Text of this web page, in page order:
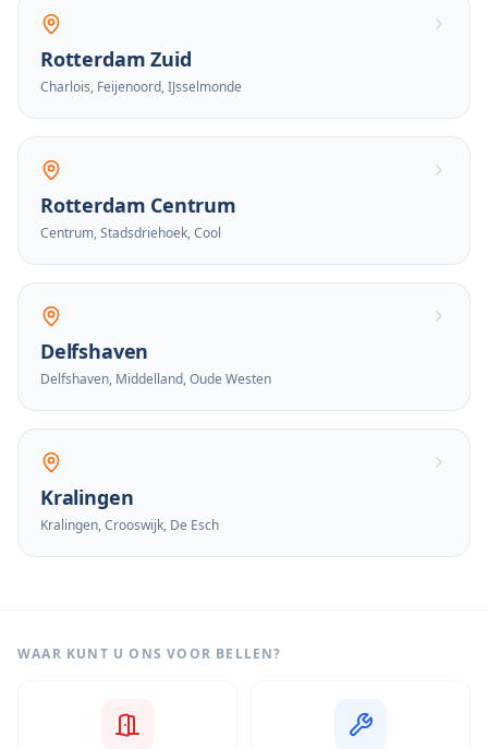
Rotterdam Zuid
Charlois, Feijenoord, IJsselmonde
Rotterdam Centrum
Centrum, Stadsdriehoek, Cool
Delfshaven
Delfshaven, Middelland, Oude Westen
Kralingen
Kralingen, Crooswijk, De Esch
WAAR KUNT U ONS VOOR BELLEN?